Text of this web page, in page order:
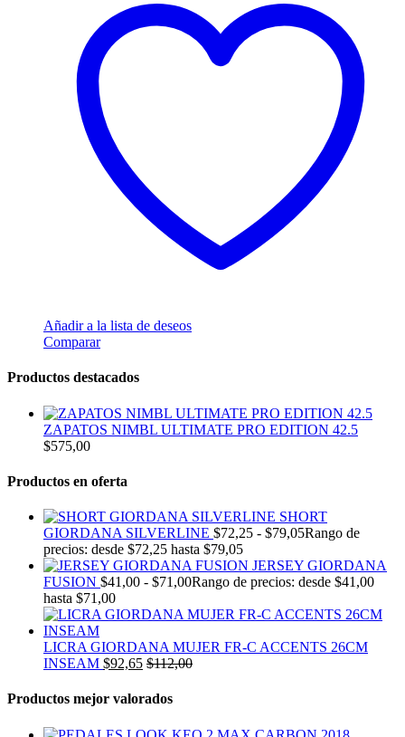
Añadir a la lista de deseos
Comparar
Productos destacados
ZAPATOS NIMBL ULTIMATE PRO EDITION 42.5
$575,00
Productos en oferta
SHORT
GIORDANA SILVERLINE $72,25 - $79,05Rango de
precios: desde $72,25 hasta $79,05
JERSEY GIORDANA
FUSION $41,00 - $71,00Rango de precios: desde $41,00
hasta $71,00
LICRA GIORDANA MUJER FR-C ACCENTS 26CM
INSEAM $92,65 $112,00
Productos mejor valorados